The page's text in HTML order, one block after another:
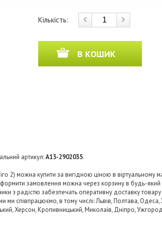
Кількість:
В КОШИК
артикул:A13-2902035.
2) можна купити за вигідною ціною в віртуальному
замовлення можна через корзину в будь-
з радістю забезпечать оперативну доставку
ми співпрацюємо, в тому числі: Львів, Полтава,
Херсон, Кропивницький, Миколаїв, Дніпро,